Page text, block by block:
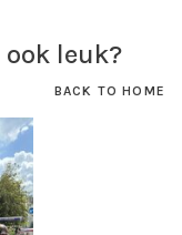
leuk?
BACK TO HOME